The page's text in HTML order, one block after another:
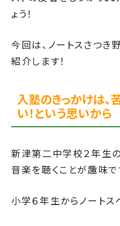
ょう！
今回は、ノートスさつ
紹介します！
入塾のきっかけは
い！という思いから
新津第二中学校２年生
音楽を聴くことが趣味で
小学６年生からノートス